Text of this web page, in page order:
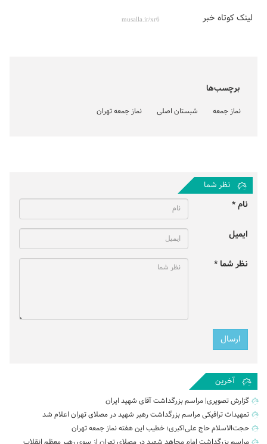
لینک کوتاه خبر
برچسب‌ها
نماز جمعه شبستان اصلی نماز جمعه تهران
نظر شما
نام *
ایمیل
نظر شما *
آخرین
گزارش تصویری| مراسم بزرگداشت آقای شهید ایران
تمهیدات ترافیکی مراسم بزرگداشت رهبر شهید در مصلای تهران اعلام شد
حجت‌الاسلام حاج علی‌اکبری؛ خطیب این هفته نماز جمعه تهران